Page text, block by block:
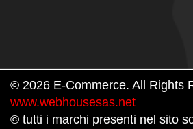
© 2026 E-Commerce. All Rights
www.webhousesas.net
© tutti i marchi presenti nel sito